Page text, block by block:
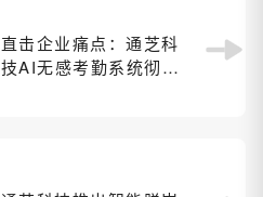
直击企业痛点：通芝科
技AI无感考勤系统彻底